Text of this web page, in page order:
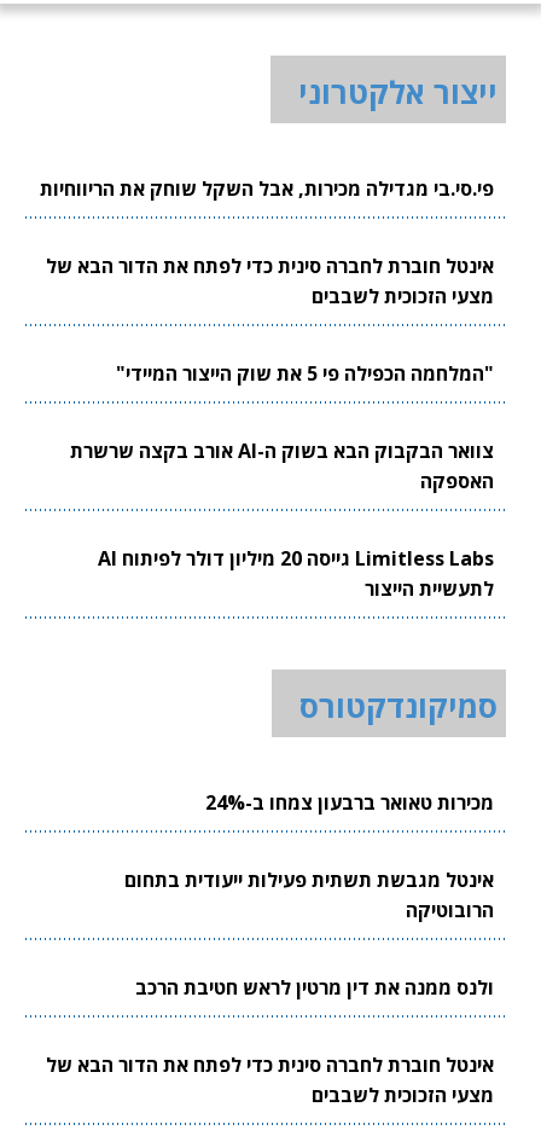
ייצור אלקטרוני
פי.סי.בי מגדילה מכירות, אבל השקל שוחק את הריווחיות
אינטל חוברת לחברה סינית כדי לפתח את הדור הבא של
מצעי הזכוכית לשבבים
"המלחמה הכפילה פי 5 את שוק הייצור המיידי"
צוואר הבקבוק הבא בשוק ה-AI אורב בקצה שרשרת
האספקה
Limitless Labs גייסה 20 מיליון דולר לפיתוח AI
לתעשיית הייצור
סמיקונדקטורס
מכירות טאואר ברבעון צמחו ב-24%
אינטל מגבשת תשתית פעילות ייעודית בתחום
הרובוטיקה
ולנס ממנה את דין מרטין לראש חטיבת הרכב
אינטל חוברת לחברה סינית כדי לפתח את הדור הבא של
מצעי הזכוכית לשבבים